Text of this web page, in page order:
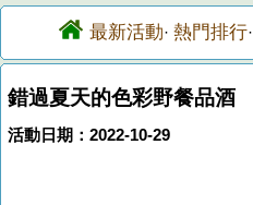
最新活動· 熱門排行·
錯過夏天的色彩野餐品酒
活動日期：2022-10-29